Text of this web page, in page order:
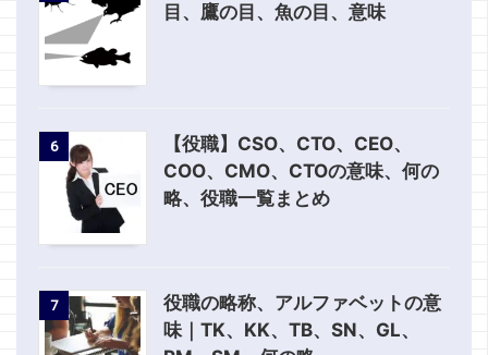
目、鷹の目、魚の目、意味
6
【役職】CSO、CTO、CEO、
COO、CMO、CTOの意味、何の
略、役職一覧まとめ
7
役職の略称、アルファベットの意
味｜TK、KK、TB、SN、GL、